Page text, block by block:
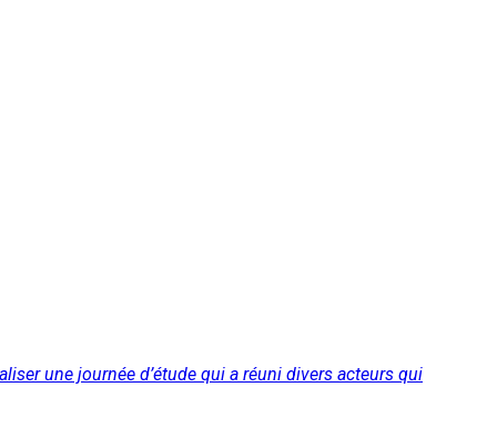
une journée d’étude qui a réuni divers acteurs qui